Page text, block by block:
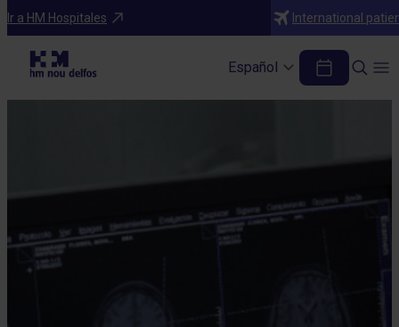
Ir a HM Hospitales International
Español